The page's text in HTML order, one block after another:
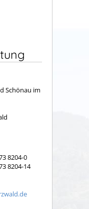
Schönau im
8204-0
8204-14